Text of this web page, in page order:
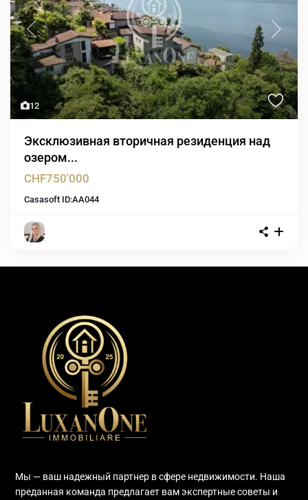
12
Previous Next
Эксклюзивная вторичная резиденция над
озером...
CHF750'000
Casasoft ID:AA044
Мы — ваш надежный партнер в сфере недвижимости. Наша
преданная команда предлагает вам экспертные советы и